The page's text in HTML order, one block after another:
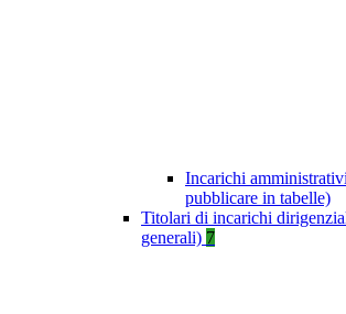
Incarichi
pubblicare in tabelle)
Titolari di incarichi
generali) 7